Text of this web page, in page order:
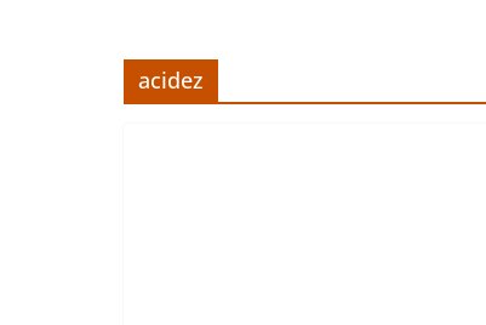
acidez